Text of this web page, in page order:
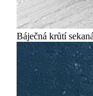
Báječná krůtí sekaná